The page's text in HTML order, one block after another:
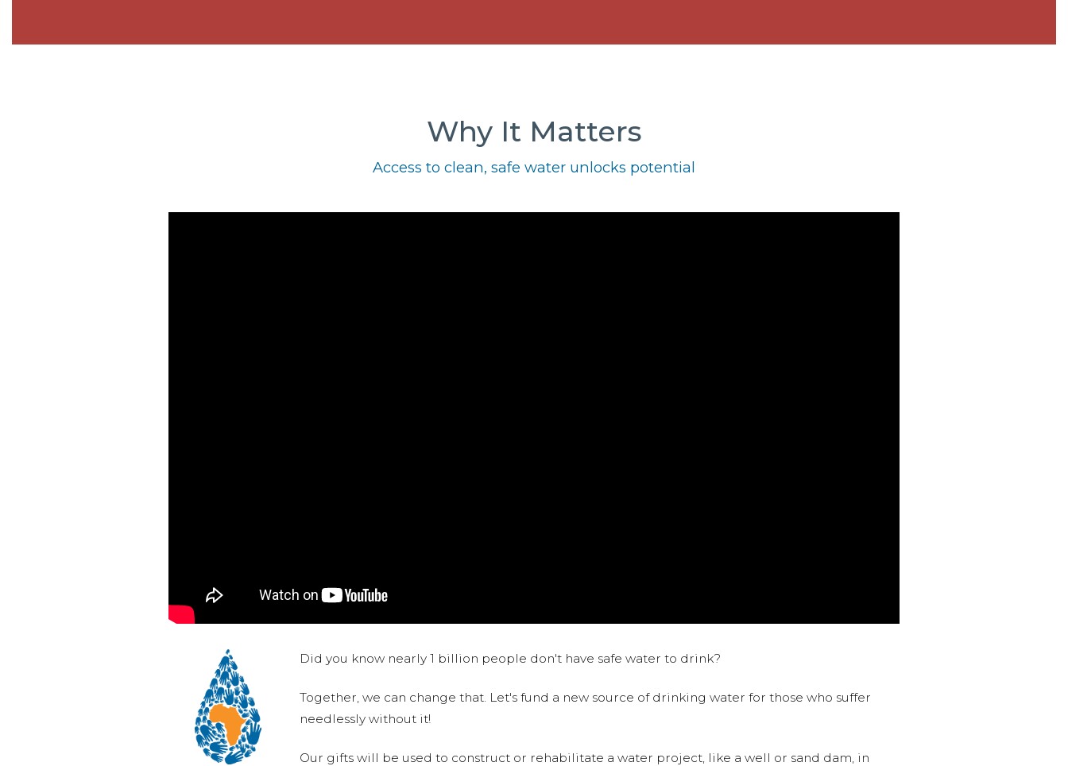
Why It Matters
Access to clean, safe water unlocks potential
Did you know nearly 1 billion people don't have safe water to drink?
Together, we can change that. Let's fund a new source of drinking water for those who suffer
needlessly without it!
Our gifts will be used to construct or rehabilitate a water project, like a well or sand dam, in